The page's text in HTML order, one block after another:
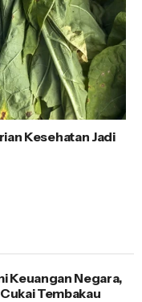
Kesehatan Jadi
Keuangan Negara,
Tembakau